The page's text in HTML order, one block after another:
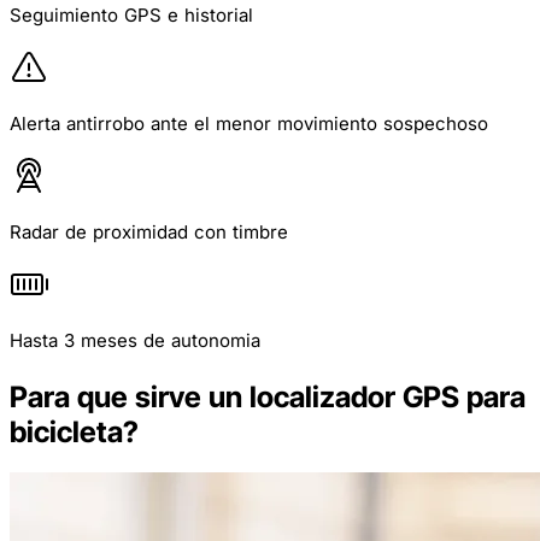
Seguimiento GPS e historial
Alerta antirrobo ante el menor movimiento sospechoso
Radar de proximidad con timbre
Hasta 3 meses de autonomia
Para que sirve un localizador GPS para
bicicleta?